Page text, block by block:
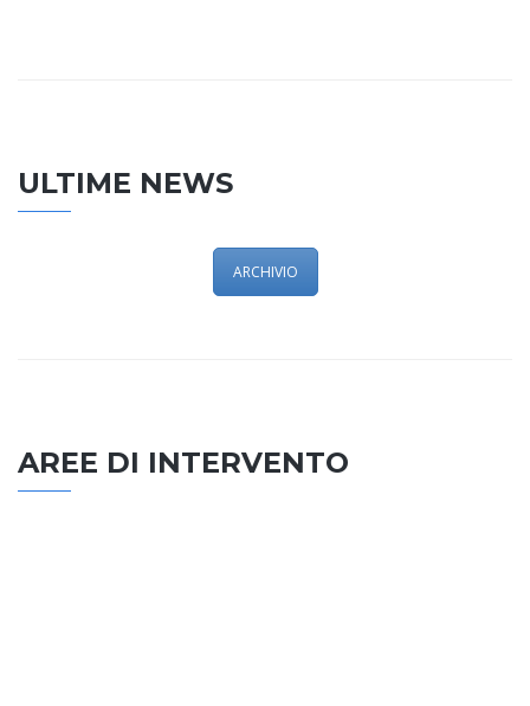
ULTIME NEWS
ARCHIVIO
AREE DI INTERVENTO